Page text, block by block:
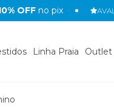
OFF no pix
Linha Praia Outlet